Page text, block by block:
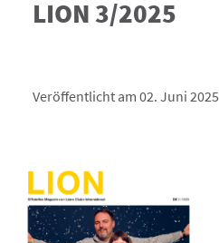
LION 3/2025
Veröffentlicht am 02. Juni 2025